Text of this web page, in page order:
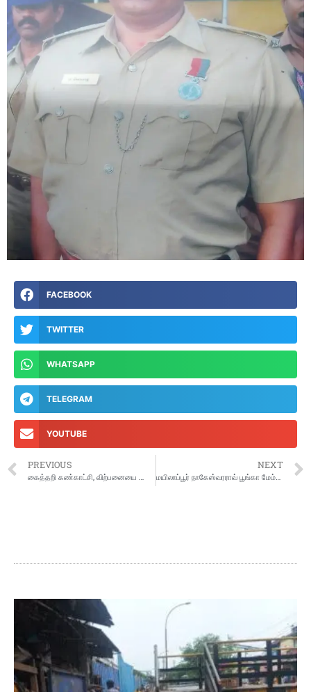
FACEBOOK
TWITTER
WHATSAPP
TELEGRAM
YOUTUBE
PREVIOUS NEXT
மயிலாப்பூர் நாகேஸ்வரராவ் பூங்கா மேம்பாட்டுப் பணி